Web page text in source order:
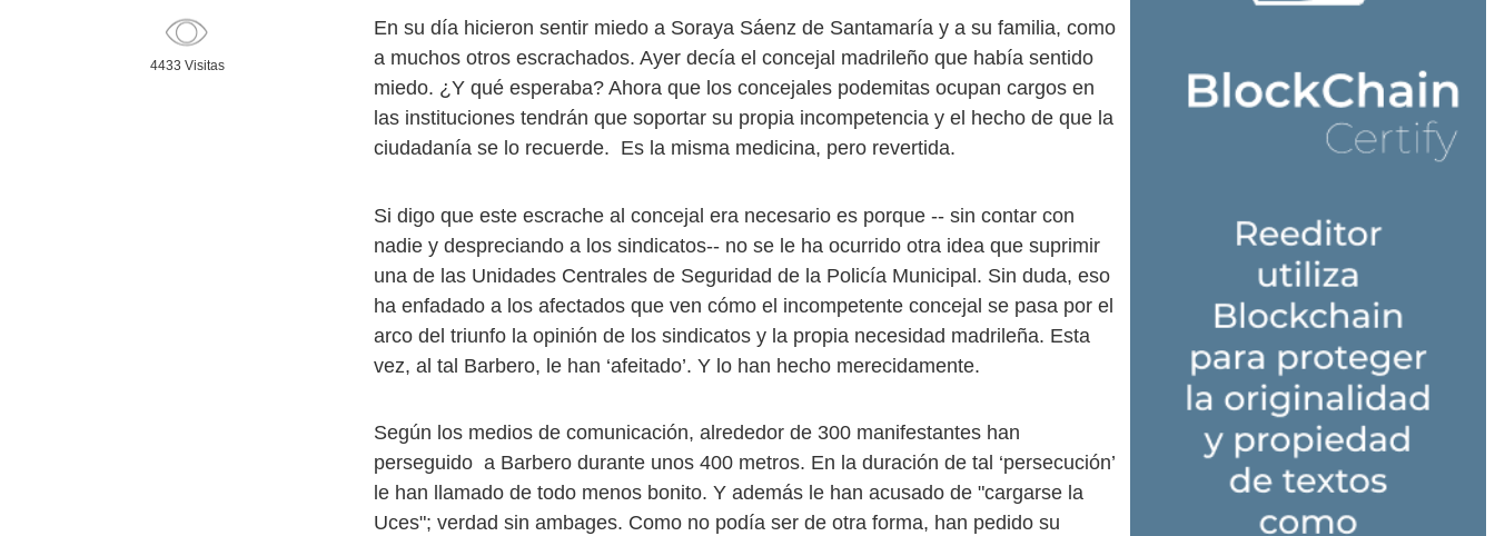
4433 Visitas
En su día hicieron sentir miedo a Soraya Sáenz de Santamaría y a su familia, como
a muchos otros escrachados. Ayer decía el concejal madrileño que había sentido
miedo. ¿Y qué esperaba? Ahora que los concejales podemitas ocupan cargos en
las instituciones tendrán que soportar su propia incompetencia y el hecho de que la
ciudadanía se lo recuerde. Es la misma medicina, pero revertida.
Si digo que este escrache al concejal era necesario es porque -- sin contar con
nadie y despreciando a los sindicatos-- no se le ha ocurrido otra idea que suprimir
una de las Unidades Centrales de Seguridad de la Policía Municipal. Sin duda, eso
ha enfadado a los afectados que ven cómo el incompetente concejal se pasa por el
arco del triunfo la opinión de los sindicatos y la propia necesidad madrileña. Esta
vez, al tal Barbero, le han ‘afeitado’. Y lo han hecho merecidamente.
Según los medios de comunicación, alrededor de 300 manifestantes han
perseguido a Barbero durante unos 400 metros. En la duración de tal ‘persecución’
le han llamado de todo menos bonito. Y además le han acusado de "cargarse la
Uces"; verdad sin ambages. Como no podía ser de otra forma, han pedido su